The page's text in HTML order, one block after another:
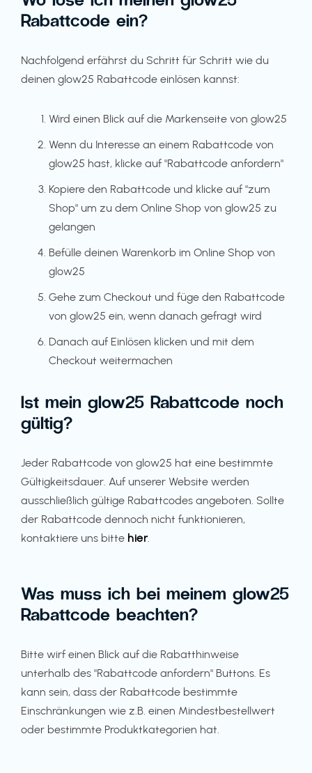
Rabattcode ein?
Nachfolgend erfährst du Schritt für Schritt wie du
deinen glow25 Rabattcode einlösen kannst:
Wird einen Blick auf die Markenseite von glow25
Wenn du Interesse an einem Rabattcode von
glow25 hast, klicke auf "Rabattcode anfordern"
Kopiere den Rabattcode und klicke auf "zum
Shop" um zu dem Online Shop von glow25 zu
gelangen
Befülle deinen Warenkorb im Online Shop von
glow25
Gehe zum Checkout und füge den Rabattcode
von glow25 ein, wenn danach gefragt wird
Danach auf Einlösen klicken und mit dem
Checkout weitermachen
Ist mein glow25 Rabattcode noch
gültig?
Jeder Rabattcode von glow25 hat eine bestimmte
Gültigkeitsdauer. Auf unserer Website werden
ausschließlich gültige Rabattcodes angeboten. Sollte
der Rabattcode dennoch nicht funktionieren,
kontaktiere uns bitte hier.
Was muss ich bei meinem glow25
Rabattcode beachten?
Bitte wirf einen Blick auf die Rabatthinweise
unterhalb des "Rabattcode anfordern" Buttons. Es
kann sein, dass der Rabattcode bestimmte
Einschränkungen wie z.B. einen Mindestbestellwert
oder bestimmte Produktkategorien hat.